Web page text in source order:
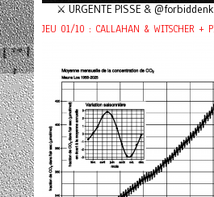
⚔️ URGENTE PISSE &
JEU 01/10 : CALLAHAN & WITSCHER +